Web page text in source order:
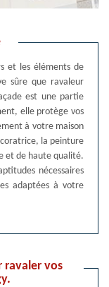
et les éléments de
sûre que ravaleur
est une partie
elle protège vos
à votre maison
la peinture
et de haute qualité.
nécessaires
adaptées à votre
ravaler vos